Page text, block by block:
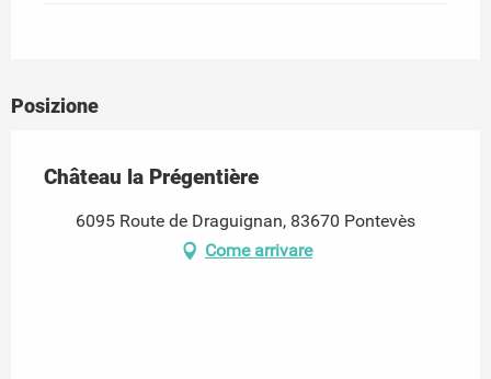
Posizione
Château la Prégentière
6095 Route de Draguignan, 83670 Pontevès
Come arrivare